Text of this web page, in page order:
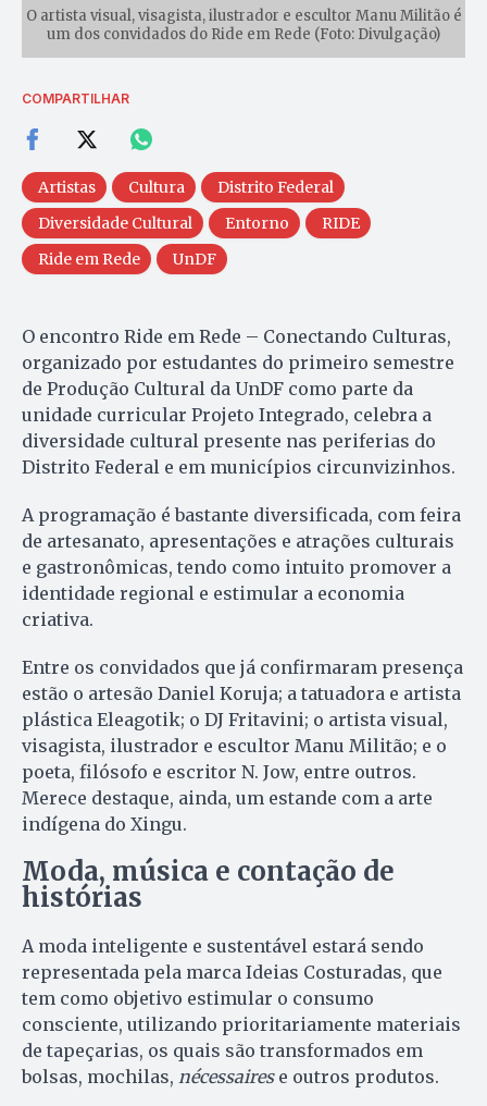
O artista visual, visagista, ilustrador e escultor Manu Militão é
um dos convidados do Ride em Rede (Foto: Divulgação)
COMPARTILHAR
Artistas Cultura
Distrito Federal
Diversidade Cultural
Entorno
RIDE
Ride em Rede
UnDF
O encontro Ride em Rede – Conectando Culturas,
organizado por estudantes do primeiro semestre
de Produção Cultural da UnDF como parte da
unidade curricular Projeto Integrado, celebra a
diversidade cultural presente nas periferias do
Distrito Federal e em municípios circunvizinhos.
A programação é bastante diversificada, com feira
de artesanato, apresentações e atrações culturais
e gastronômicas, tendo como intuito promover a
identidade regional e estimular a economia
criativa.
Entre os convidados que já confirmaram presença
estão o artesão Daniel Koruja; a tatuadora e artista
plástica Eleagotik; o DJ Fritavini; o artista visual,
visagista, ilustrador e escultor Manu Militão; e o
poeta, filósofo e escritor N. Jow, entre outros.
Merece destaque, ainda, um estande com a arte
indígena do Xingu.
Moda, música e contação de
histórias
A moda inteligente e sustentável estará sendo
representada pela marca Ideias Costuradas, que
tem como objetivo estimular o consumo
consciente, utilizando prioritariamente materiais
de tapeçarias, os quais são transformados em
bolsas, mochilas, nécessaires e outros produtos.